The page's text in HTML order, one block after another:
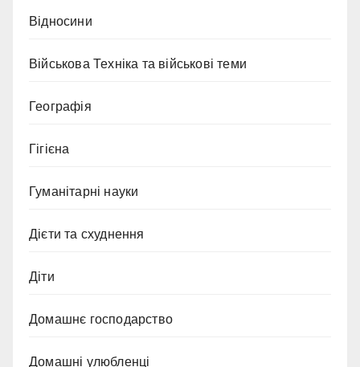
Відносини
Військова Техніка та військові теми
Географія
Гігієна
Гуманітарні науки
Дієти та схуднення
Діти
Домашнє господарство
Домашні улюбленці